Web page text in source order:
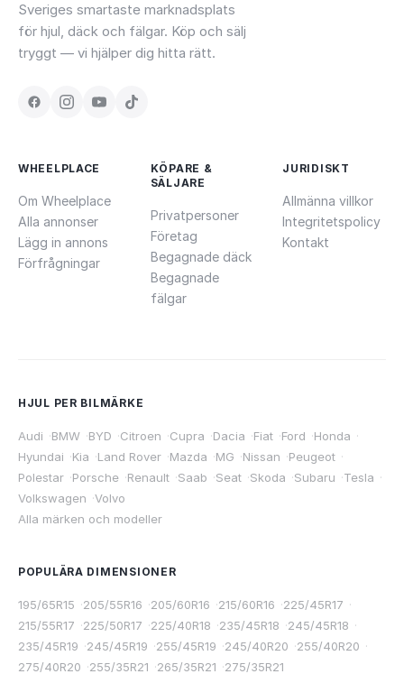
Sveriges smartaste marknadsplats
för hjul, däck och fälgar. Köp och sälj
tryggt — vi hjälper dig hitta rätt.
WHEELPLACE
Om Wheelplace
Alla annonser
Lägg in annons
Förfrågningar
KÖPARE &
SÄLJARE
Privatpersoner
Företag
Begagnade däck
Begagnade
fälgar
JURIDISKT
Allmänna villkor
Integritetspolicy
Kontakt
HJUL PER BILMÄRKE
Audi ·BMW ·BYD ·Citroen ·Cupra ·Dacia ·Fiat ·Ford ·Honda ·
Hyundai ·Kia ·Land Rover ·Mazda ·MG ·Nissan ·Peugeot ·
Polestar ·Porsche ·Renault ·Saab ·Seat ·Skoda ·Subaru ·Tesla ·
Volkswagen ·Volvo
Alla märken och modeller
POPULÄRA DIMENSIONER
195/65R15 ·205/55R16 ·205/60R16 ·215/60R16 ·225/45R17 ·
215/55R17 ·225/50R17 ·225/40R18 ·235/45R18 ·245/45R18 ·
235/45R19 ·245/45R19 ·255/45R19 ·245/40R20 ·255/40R20 ·
275/40R20 ·255/35R21 ·265/35R21 ·275/35R21